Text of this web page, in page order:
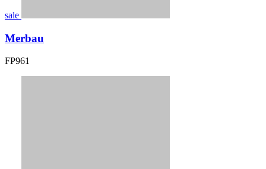
sale
Merbau
FP961